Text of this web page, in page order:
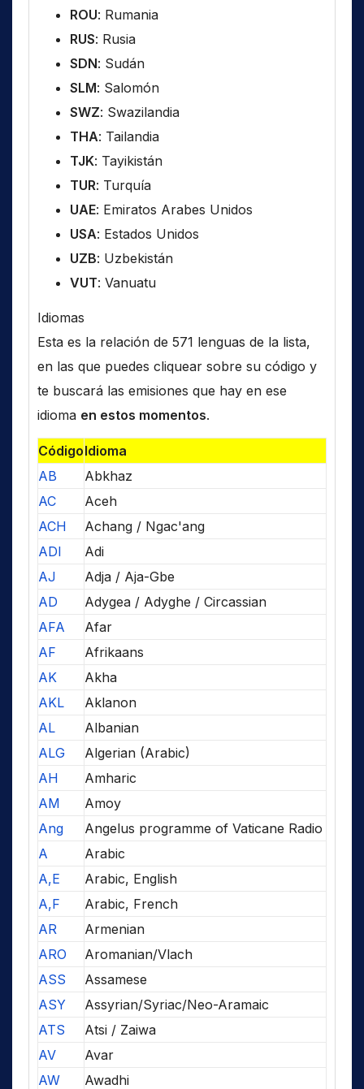
ROU: Rumania
RUS: Rusia
SDN: Sudán
SLM: Salomón
SWZ: Swazilandia
THA: Tailandia
TJK: Tayikistán
TUR: Turquía
UAE: Emiratos Arabes Unidos
USA: Estados Unidos
UZB: Uzbekistán
VUT: Vanuatu
Idiomas
Esta es la relación de 571 lenguas de la lista,
en las que puedes cliquear sobre su código y
te buscará las emisiones que hay en ese
idioma en estos momentos.
CódigoIdioma
AB
Abkhaz
AC
Aceh
ACH
Achang / Ngac'ang
ADI
Adi
AJ
Adja / Aja-Gbe
AD
Adygea / Adyghe / Circassian
AFA
Afar
AF
Afrikaans
AK
Akha
AKL
Aklanon
AL
Albanian
ALG
Algerian (Arabic)
AH
Amharic
AM
Amoy
Ang
Angelus programme of Vaticane Radio
A
Arabic
A,E
Arabic, English
A,F
Arabic, French
AR
Armenian
ARO
Aromanian/Vlach
ASS
Assamese
ASY
Assyrian/Syriac/Neo-Aramaic
ATS
Atsi / Zaiwa
AV
Avar
AW
Awadhi